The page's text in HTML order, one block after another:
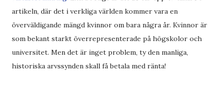
artikeln, där det i verkliga världen kommer vara en
överväldigande mängd kvinnor om bara några år. Kvinnor är
som bekant starkt överrepresenterade på högskolor och
universitet. Men det är inget problem, ty den manliga,
historiska arvssynden skall få betala med ränta!